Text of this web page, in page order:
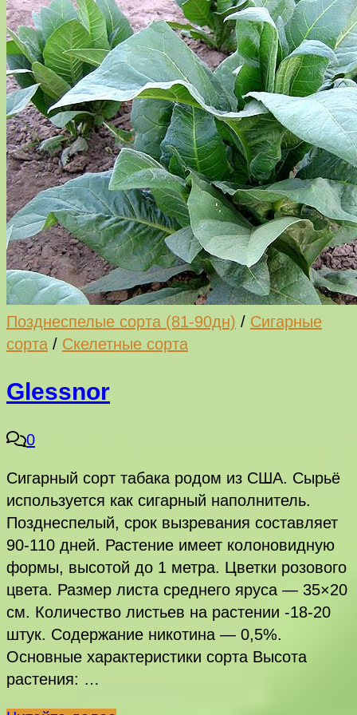
Позднеспелые сорта (81-90дн) / Сигарные
сорта / Скелетные сорта
Glessnor
0
Сигарный сорт табака родом из США. Сырьё
используется как сигарный наполнитель.
Позднеспелый, срок вызревания составляет
90-110 дней. Растение имеет колоновидную
формы, высотой до 1 метра. Цветки розового
цвета. Размер листа среднего яруса — 35×20
см. Количество листьев на растении -18-20
штук. Содержание никотина — 0,5%.
Основные характеристики сорта Высота
растения: …